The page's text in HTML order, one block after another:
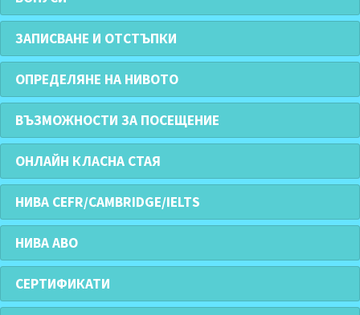
ЗАПИСВАНЕ И ОТСТЪПКИ
ОПРЕДЕЛЯНЕ НА НИВОТО
ВЪЗМОЖНОСТИ ЗА ПОСЕЩЕНИЕ
ОНЛАЙН КЛАСНА СТАЯ
НИВА CEFR/CAMBRIDGE/IELTS
НИВА АВО
СЕРТИФИКАТИ